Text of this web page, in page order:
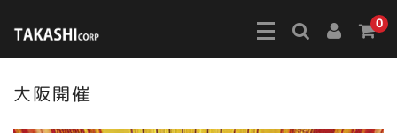
0
大阪開催